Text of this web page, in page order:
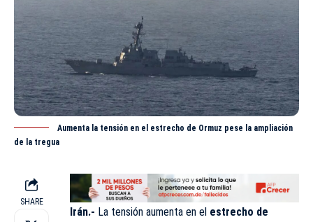
Aumenta la tensión en el estrecho de Ormuz pese la ampliación
de la tregua
SHARE
Irán.- La tensión aumenta en el estrecho de